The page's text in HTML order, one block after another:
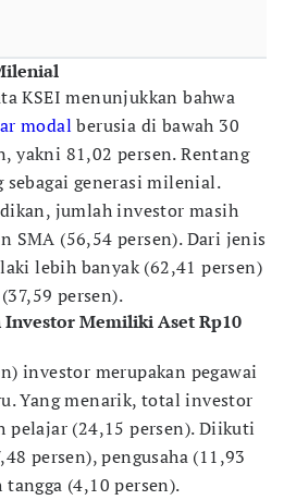
KSEI menunjukkan bahwa
modal berusia di bawah 30
yakni 81,02 persen. Rentang
generasi milenial.
jumlah investor masih
SMA (56,54 persen). Dari jenis
lebih banyak (62,41 persen)
persen).
Investor Memiliki Aset Rp10
investor merupakan pegawai
Yang menarik, total investor
pelajar (24,15 persen). Diikuti
persen), pengusaha (11,93
(4,10 persen).